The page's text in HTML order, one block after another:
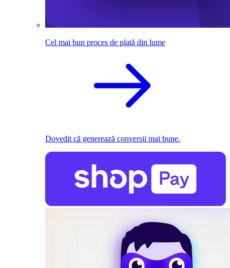
Cel mai bun proces de plată din lume
Dovedit că generează conversii mai bune.